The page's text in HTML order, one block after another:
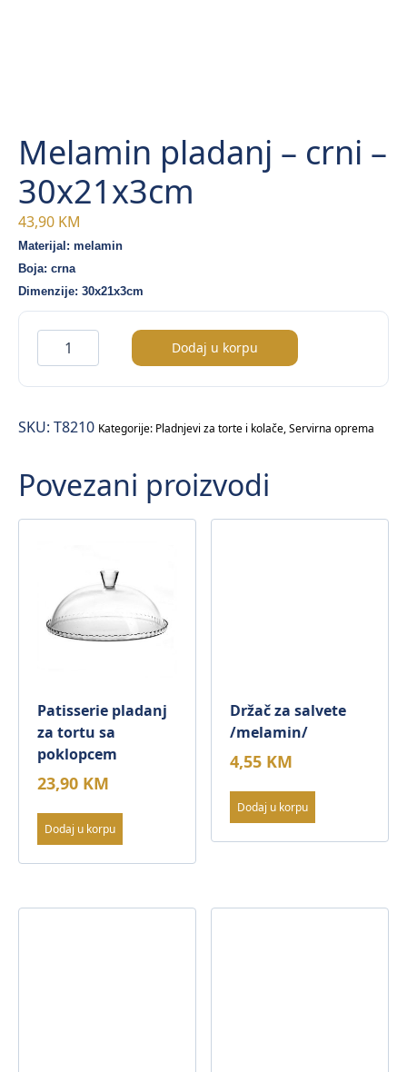
Melamin pladanj – crni –
30x21x3cm
43,90 KM
Materijal: melamin
Boja: crna
Dimenzije: 30x21x3cm
Melamin
pladanj
–
–
količina
Dodaj u korpu
SKU: T8210 Kategorije: Pladnjevi za torte i kolače,Servirna oprema
Povezani proizvodi
Patisserie pladanj
za tortu sa
poklopcem
23,90 KM
Dodaj u korpu
Držač za salvete
/melamin/
4,55 KM
Dodaj u korpu